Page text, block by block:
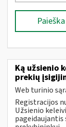
Paieška
Ką užsienio
prekių
Web turinio
Registracijos
Užsienio